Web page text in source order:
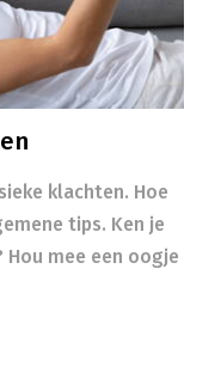
klachten. Hoe
tips. Ken je
mee een oogje